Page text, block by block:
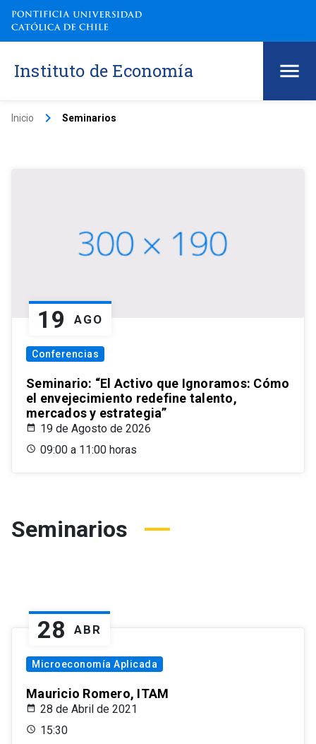
Instituto de Economía
Inicio keyboard_arrow_right Seminarios
19 AGO
Conferencias
Seminario: “El Activo que Ignoramos: Cómo
el envejecimiento redefine talento,
mercados y estrategia”
19 de Agosto de 2026
09:00 a 11:00 horas
Seminarios
28 ABR
Microeconomía Aplicada
Mauricio Romero, ITAM
28 de Abril de 2021
15:30